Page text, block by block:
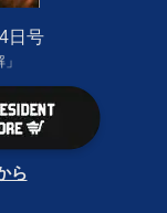
日号
ら